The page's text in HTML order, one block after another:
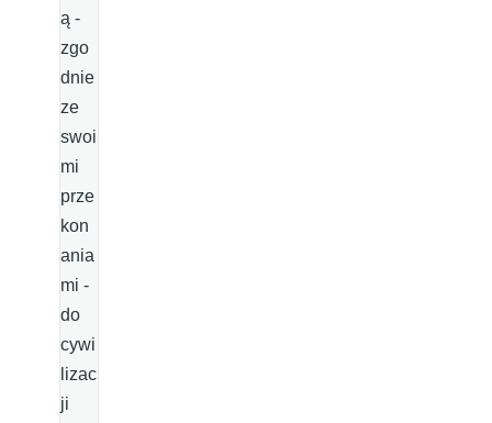
ą -
zgo
dnie
ze
swoi
mi
prze
kon
ania
mi -
do
cywi
lizac
ji